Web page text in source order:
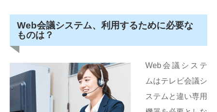
Web会議システム、利用するために必要な
ものは？
Web会議システ
ムはテレビ会議シ
ステムと違い専用